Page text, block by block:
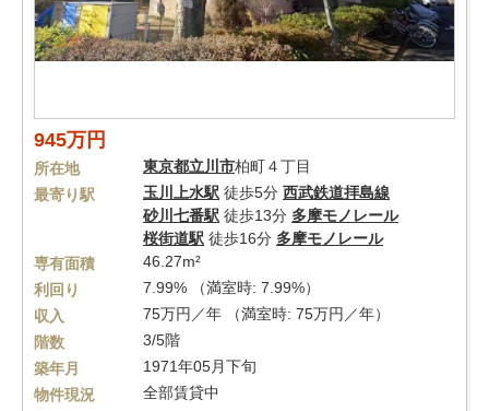
945万円
所在地 東京都立川市柏町４丁目
最寄り駅
玉川上水駅 徒歩5分 西武鉄道拝島線
砂川七番駅 徒歩13分 多摩モノレール
桜街道駅 徒歩16分 多摩モノレール
専有面積
46.27m²
利回り
7.99% （満室時: 7.99%）
収入
75万円／年 （満室時: 75万円／年）
階数
3/5階
築年月
1971年05月下旬
物件現況
全部賃貸中